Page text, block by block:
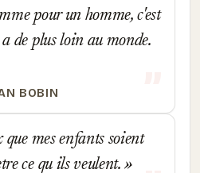
pour un homme, c'est
de plus loin au monde.
BOBIN
que mes enfants soient
ce qu ils veulent.